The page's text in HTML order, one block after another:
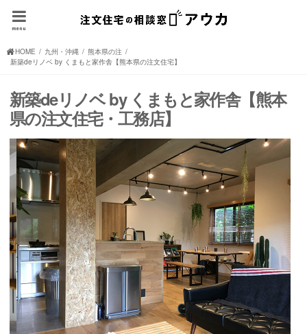
menu
HOME 九州・沖縄の注文住宅(住宅メーカー、ハウスメーカー)
熊本県の注文住宅(住宅メーカー、ハウスメーカー)
新築deリノベ by くまもと家作舎【熊本県の注文住宅】
新築deリノベ by くまもと家作舎【熊本
県の注文住宅・工務店】